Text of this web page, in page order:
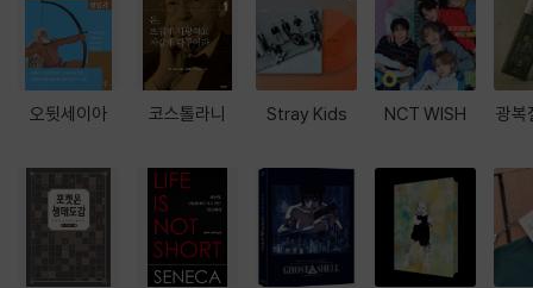
오뒷세이아 코스톨라니 Stray Kids NCT WISH 광복